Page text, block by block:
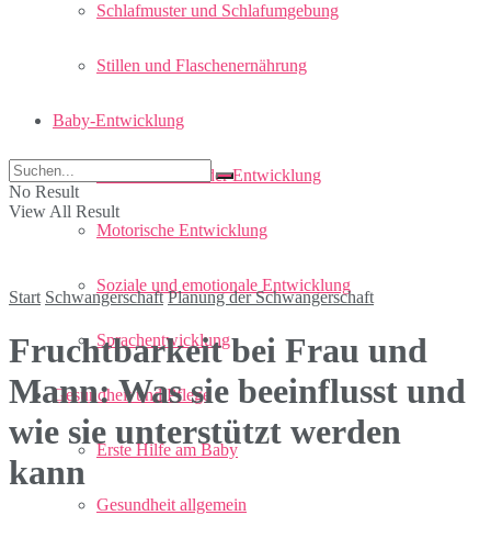
Schlafmuster und Schlafumgebung
Stillen und Flaschenernährung
Baby-Entwicklung
Meilensteine in der Entwicklung
Motorische Entwicklung
Soziale und emotionale Entwicklung
Sprachentwicklung
Gesundheit und Pflege
Erste Hilfe am Baby
Gesundheit allgemein
No Result
View All Result
Start Schwangerschaft Planung der Schwangerschaft
Fruchtbarkeit bei Frau und
Mann: Was sie beeinflusst und
wie sie unterstützt werden
kann